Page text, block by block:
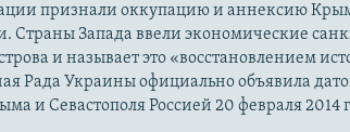
признали оккупацию и аннексию
Страны Запада ввели экономические
и называет это «восстановлением
Рада Украины официально объявила
и Севастополя Россией 20 февраля 2014